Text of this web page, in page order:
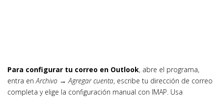
Para configurar tu correo en Outlook, abre el programa,
entra enArchivo → Agregar cuenta, escribe tu dirección de correo
completa y elige la configuración manual con IMAP. Usa